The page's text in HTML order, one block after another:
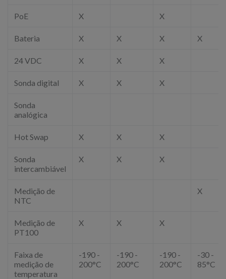
PoE X X
Bateria X X X X
24 VDC X X X
Sonda digital X X X
Sonda
analógica
Hot Swap X X X
Sonda
intercambiável
X X X
Medição de
NTC
X
Medição de
PT100
X X X
Faixa de
medição de
temperatura
-190 -
200°C
-190 -
200°C
-190 -
200°C
-30 -
85°C